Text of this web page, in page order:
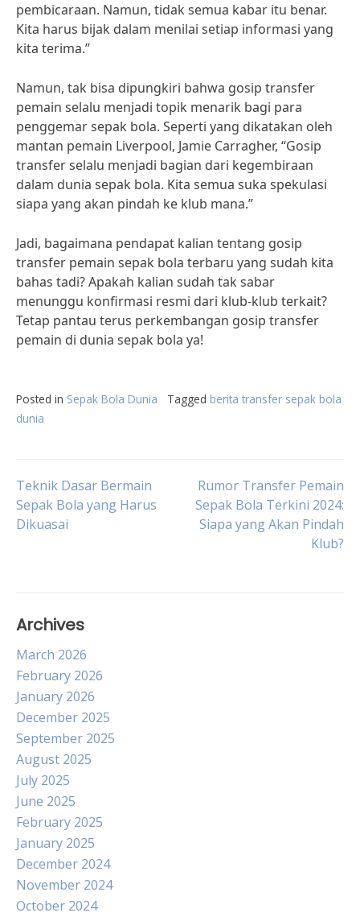
pembicaraan. Namun, tidak semua kabar itu benar.
Kita harus bijak dalam menilai setiap informasi yang
kita terima.”
Namun, tak bisa dipungkiri bahwa gosip transfer
pemain selalu menjadi topik menarik bagi para
penggemar sepak bola. Seperti yang dikatakan oleh
mantan pemain Liverpool, Jamie Carragher, “Gosip
transfer selalu menjadi bagian dari kegembiraan
dalam dunia sepak bola. Kita semua suka spekulasi
siapa yang akan pindah ke klub mana.”
Jadi, bagaimana pendapat kalian tentang gosip
transfer pemain sepak bola terbaru yang sudah kita
bahas tadi? Apakah kalian sudah tak sabar
menunggu konfirmasi resmi dari klub-klub terkait?
Tetap pantau terus perkembangan gosip transfer
pemain di dunia sepak bola ya!
Posted in Sepak Bola Dunia Tagged berita transfer sepak bola
dunia
Post
navigation
Teknik Dasar Bermain
Sepak Bola yang Harus
Dikuasai
Rumor Transfer Pemain
Sepak Bola Terkini 2024:
Siapa yang Akan Pindah
Klub?
Archives
March 2026
February 2026
January 2026
December 2025
September 2025
August 2025
July 2025
June 2025
February 2025
January 2025
December 2024
November 2024
October 2024